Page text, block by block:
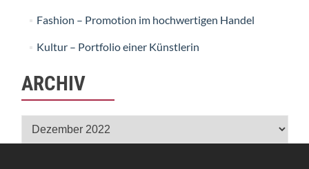
Fashion – Promotion im hochwertigen Handel
Kultur – Portfolio einer Künstlerin
ARCHIV
Archiv